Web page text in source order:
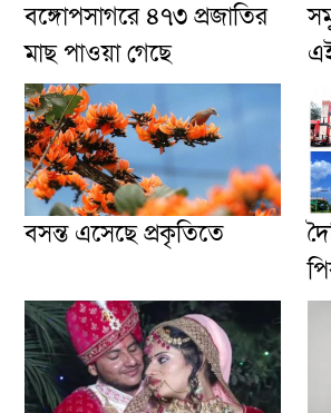
বঙ্গোপসাগরে ৪৭৩ প্রজাতির
মাছ পাওয়া গেছে
বসন্ত এসেছে প্রকৃতিতে